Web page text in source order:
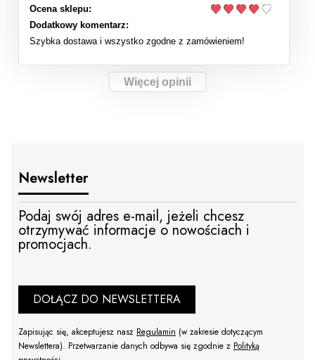
Ocena sklepu:
Dodatkowy komentarz:
Szybka dostawa i wszystko zgodne z zamówieniem!
Więcej opinii
Newsletter
Podaj swój adres e-mail, jeżeli chcesz
otrzymywać informacje o nowościach i
promocjach.
DOŁĄCZ DO NEWSLETTERA
Zapisując się, akceptujesz nasz Regulamin (w zakresie dotyczącym
Newslettera). Przetwarzanie danych odbywa się zgodnie z Polityką